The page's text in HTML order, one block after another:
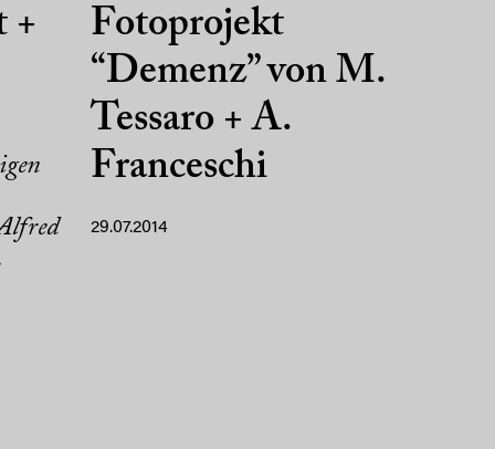
+
Fotoprojekt
“Demenz” von M.
Tessaro + A.
Franceschi
29.07.2014